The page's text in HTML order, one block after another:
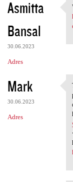
Asmitta
Bansal
30.06.2023
Adres
Mark
30.06.2023
Adres